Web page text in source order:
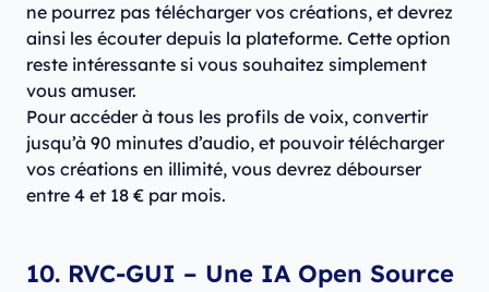
ne pourrez pas télécharger vos créations, et devrez
ainsi les écouter depuis la plateforme. Cette option
reste intéressante si vous souhaitez simplement
vous amuser.
Pour accéder à tous les profils de voix, convertir
jusqu’à 90 minutes d’audio, et pouvoir télécharger
vos créations en illimité, vous devrez débourser
entre 4 et 18 € par mois.
10. RVC-GUI – Une IA Open Source